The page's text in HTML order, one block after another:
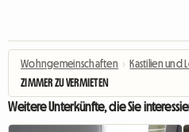
Wohngemeinschaften › Kastilien und
ZIMMER ZU VERMIETEN
Weitere Unterkünfte, die Sie